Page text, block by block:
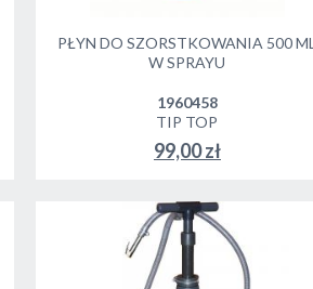
PŁYN DO SZORSTKOWANIA 500 ML
W SPRAYU
1960458
TIP TOP
99,00 zł